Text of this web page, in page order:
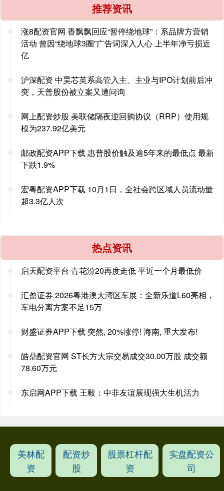
推荐资讯
涨8配资官网 香飘飘回应“暂停绕地球”：系品牌方营销
活动 曾因“绕地球3圈”广告词深入人心 上半年净亏损近
亿
沪深配资 中昊芯英系高管入主、主业与IPO计划前后冲
突，天普股份被立案又遭问询
网上配资炒股 美联储隔夜逆回购协议（RRP）使用规
模为237.92亿美元
邮政配资APP下载 惠普股价触及逾5年来的最低点 最新
下跌1.9%
宏粤配资APP下载 10月1日，全社会跨区域人员流动量
超3.3亿人次
热点资讯
启天配资平台 青花汾20再度走低 平近一个月最低价
汇盈证券 2026粤港澳大湾区车展：全新乐道L60亮相，
车电分离方案不足15万
财盛证券APP下载 突然, 20%涨停! 海南, 重大发布!
皓鼎配资官网 ST长方大宗交易成交30.00万股 成交额
78.60万元
东启网APP下载 王毅：中非友谊展现强大生机活力
美林配
资
配资炒
股
股票杠杆配
资
实盘配资公
司